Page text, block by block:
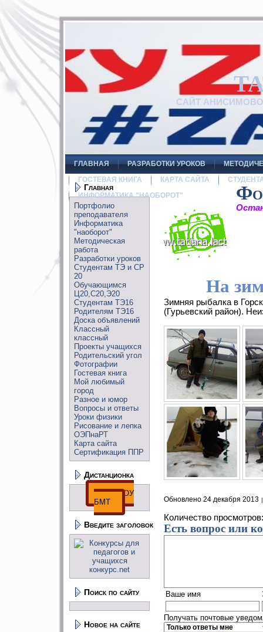
САЙТ
ГЛАВНАЯ РАЗРАБОТКИ УРОКОВ
ГОСТЕВАЯ КНИГА
КАРТА САЙТА
ИНФОРМАТИКА "НАОБОРОТ"
Главная
Портфолио
преподавателя
Информатика
"наоборот"
Методическая
работа
Разработки уроков
Студентам ТЭ и СР
20
Обучающимся
Ц20,С20,Э20
Студентам ТЭ16
Родителям ТЭ16
Доска объявлений
Классный
классный
Проекты учащихся
Родительский угол
Фотографии
Гостевая книга
Мой любимый
город
Разное и юмор
Вопросы и ответы
Уроки физики
Рисование и лепка
ОЭПнаРТ
Карта сайта
Сертификация ППР
Дистанционка
ДО ГПОУ
БМТ
Введите заголовок
Поиск по сайту
Новое на сайте
На
Зимняя рыбалка в
(Гурьевский район).
Обновлено 24 декабря 2013
Количество
Есть вопрос или
Ваше имя
Получать почтовые